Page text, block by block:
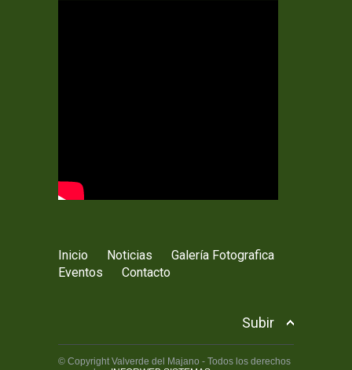
Inicio Noticias
Galería Fotografica
Eventos
Contacto
Subir
© Copyright Valverde del Majano - Todos los derechos